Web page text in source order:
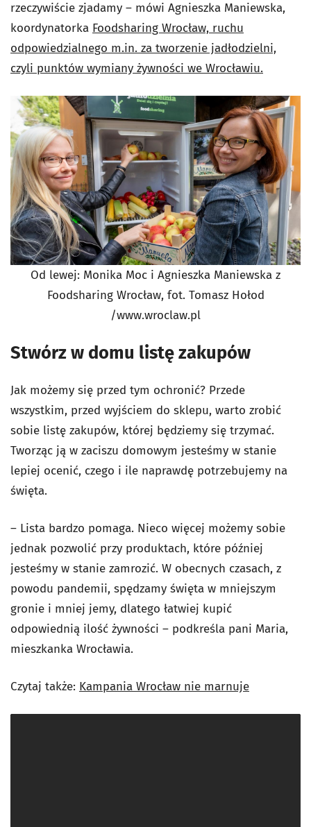
rzeczywiście zjadamy – mówi Agnieszka Maniewska,
koordynatorka Foodsharing Wrocław, ruchu
odpowiedzialnego m.in. za tworzenie jadłodzielni,
czyli punktów wymiany żywności we Wrocławiu.
Od lewej: Monika Moc i Agnieszka Maniewska z
Foodsharing Wrocław, fot. Tomasz Hołod
/www.wroclaw.pl
Stwórz w domu listę zakupów
Jak możemy się przed tym ochronić? Przede
wszystkim, przed wyjściem do sklepu, warto zrobić
sobie listę zakupów, której będziemy się trzymać.
Tworząc ją w zaciszu domowym jesteśmy w stanie
lepiej ocenić, czego i ile naprawdę potrzebujemy na
święta.
– Lista bardzo pomaga. Nieco więcej możemy sobie
jednak pozwolić przy produktach, które później
jesteśmy w stanie zamrozić. W obecnych czasach, z
powodu pandemii, spędzamy święta w mniejszym
gronie i mniej jemy, dlatego łatwiej kupić
odpowiednią ilość żywności – podkreśla pani Maria,
mieszkanka Wrocławia.
Czytaj także: Kampania Wrocław nie marnuje